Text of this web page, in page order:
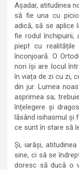
Așadar, atitudinea
să fie una cu
adică, să se aplice
fie rodul închipuirii,
piept cu realitățile
înconjoară. O
nori își are locul
în viața de zi cu zi,
din jur. Lumea
asprimea sa;
înțelegere și
lăsând isihasmul și
ce sunt în stare să
Și, iarăși,
sine, ci să se
doresc să ducă o